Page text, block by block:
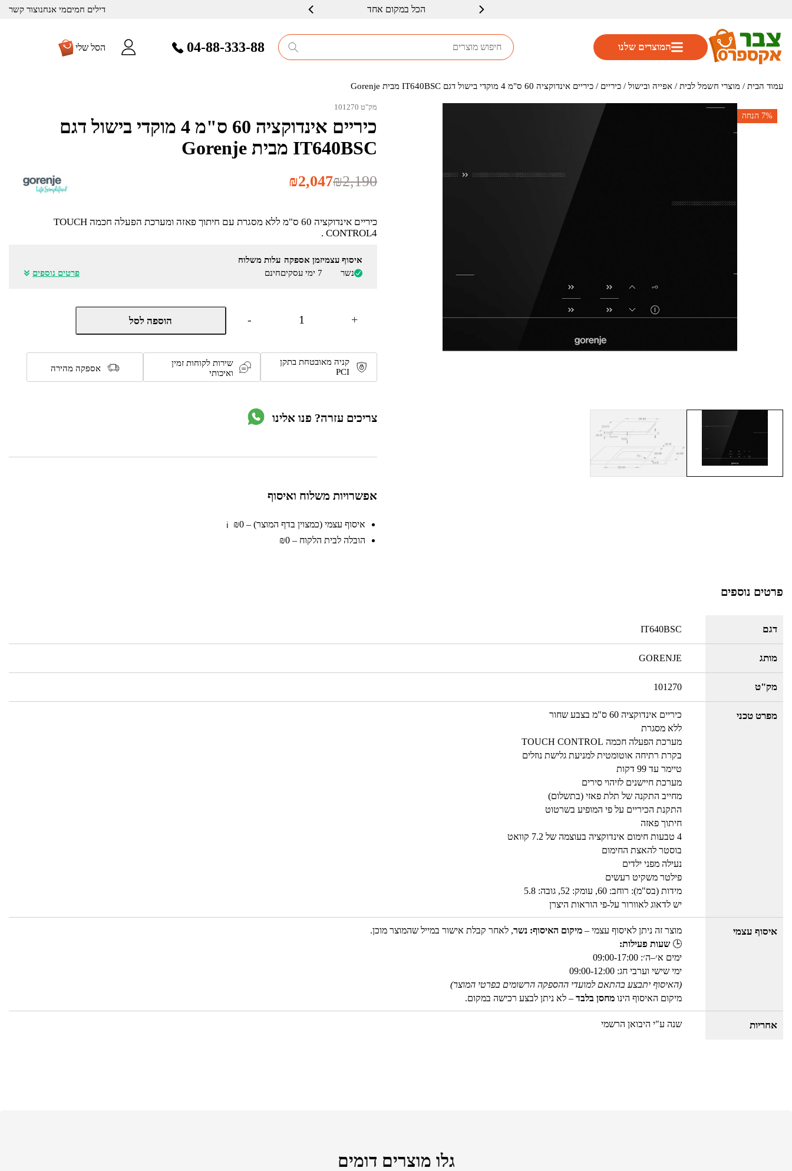
דילים חמיםמי אנחנוצור קשר הכל במקום אחד
שרות ברמה גבוה
04-88-333-88 הסל שלי המוצרים שלנו
עמוד הבית / מוצרי חשמל לבית / אפייה ובישול / כיריים / כיריים אינדוקציה 60 ס"מ 4 מוקדי בישול דגם IT640BSC מבית Gorenje
7% הנחה
מק"ט 101270
כיריים אינדוקציה 60 ס"מ 4 מוקדי בישול דגם
IT640BSC מבית Gorenje
₪2,190המחיר
₪2,190.
₪2,047
המחיר
₪2,047.
כיריים אינדוקציה 60 ס"מ ללא מסגרת עם חיתוך פאזה ומערכת הפעלה חכמה TOUCH
CONTROL4 .
איסוף עצמי
נשר
זמן אספקה
7 ימי עסקים
עלות משלוח
חינם
פרטים נוספים
-
כמות
כיריים
60
ס"מ
4
מוקדי
+ הוספה לסל
קניה מאובטחת בתקן
PCI
שירות לקוחות זמין
ואיכותי
אספקה מהירה
צריכים עזרה? פנו אלינו
אפשרויות משלוח ואיסוף
איסוף עצמי (כמצוין בדף המוצר) – ₪0 ℹ️
הובלה לבית הלקוח – ₪0
פרטים נוספים
דגם IT640BSC
מותג GORENJE
מק"ט 101270
מפרט טכני
כיריים אינדוקציה 60 ס"מ בצבע שחור
ללא מסגרת
מערכת הפעלה חכמה TOUCH CONTROL
בקרת רתיחה אוטומטית למניעת גלישת נוזלים
טיימר עד 99 דקות
מערכת חיישנים לזיהוי סירים
מחייב התקנה של תלת פאזי (בתשלום)
התקנת הכיריים על פי המופיע בשרטוט
חיתוך פאזה
4 טבעות חימום אינדוקציה בעוצמה של 7.2 קוואט
בוסטר להאצת החימום
נעילה מפני ילדים
פילטר משקיט רעשים
מידות (בס"מ): רוחב: 60, עומק: 52, גובה: 5.8
יש לדאוג לאוורור על-פי הוראות היצרן
איסוף עצמי מוצר זה ניתן לאיסוף עצמי – מיקום האיסוף: נשר, לאחר קבלת אישור במייל שהמוצר מוכן.
🕒 שעות פעילות:
ימים א׳–ה׳: 09:00-17:00
ימי שישי וערבי חג: 09:00-12:00
(האיסוף יתבצע בהתאם למועדי ההספקה הרשומים בפרטי המוצר)
מיקום האיסוף הינו מחסן בלבד – לא ניתן לבצע רכישה במקום.
אחריות שנה ע"י היבואן הרשמי
גלו מוצרים דומים